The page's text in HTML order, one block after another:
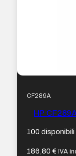
CF289A
HP
100 disponibili
186,80€ IVA